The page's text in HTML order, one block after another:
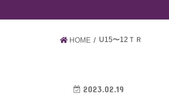
HOME U15〜12ＴＲ
2023.02.19